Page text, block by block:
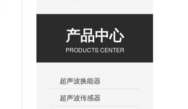
产品中心
PRODUCTS CENTER
超声波换能器
超声波传感器